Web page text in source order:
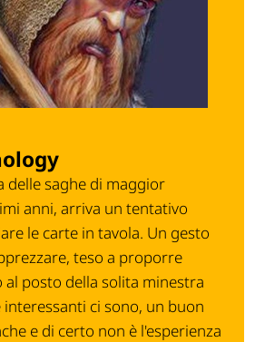
delle saghe di maggior
anni, arriva un tentativo
le carte in tavola. Un gesto
teso a proporre
al posto della solita minestra
interessanti ci sono, un buon
e di certo non è l'esperienza